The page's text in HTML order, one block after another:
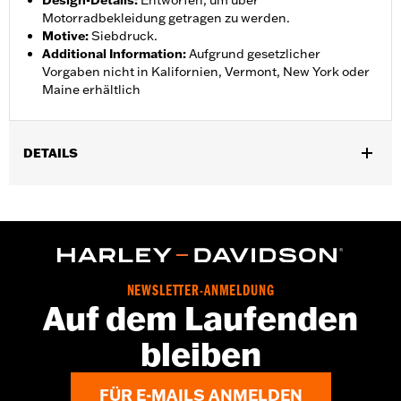
Motorradbekleidung getragen zu werden.
Motive:Siebdruck.
Additional Information:Aufgrund gesetzlicher
Vorgaben nicht in Kalifornien, Vermont, New York oder
Maine erhältlich
DETAILS
Funktionsmerkmale:Wasserdicht,Atmungsaktiv,Versiegelte
Reflektierend,ReiÃŸverschlusstaschen
Traditional
Shop To Be:
Dry
Material:Nylon
NEWSLETTER-ANMELDUNG
Auf dem Laufenden
bleiben
FÜR E-MAILS ANMELDEN